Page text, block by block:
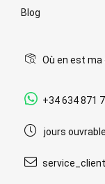
Blog
Où en est ma
+34 634 871
jours